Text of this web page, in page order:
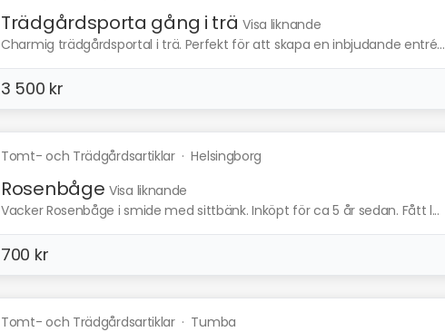
Trädgårdsporta gång i trä Visa liknande
Charmig trädgårdsportal i trä. Perfekt för att skapa en inbjudande entré...
3 500 kr
Tomt- och Trädgårdsartiklar·Helsingborg
Rosenbåge Visa liknande
Vacker Rosenbåge i smide med sittbänk. Inköpt för ca 5 år sedan. Fått l...
700 kr
Tomt- och Trädgårdsartiklar· Tumba